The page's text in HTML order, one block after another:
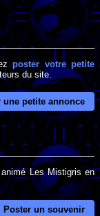
poster votre petite
du site.
une petite annonce
Les Mistigris en
Poster un souvenir